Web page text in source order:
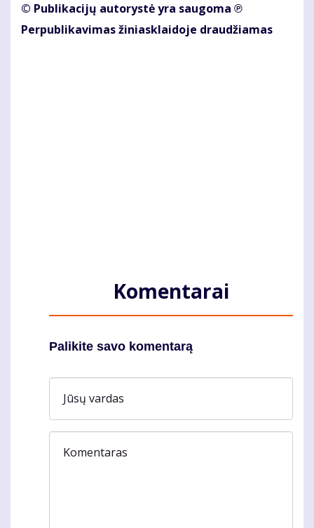
© Publikacijų autorystė yra saugoma ℗
Perpublikavimas žiniasklaidoje draudžiamas
Komentarai
Palikite savo komentarą
Jūsų vardas
Komentaras